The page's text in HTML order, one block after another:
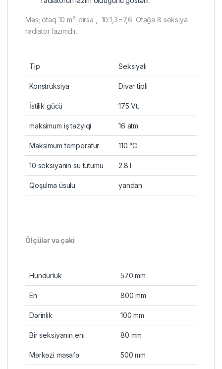
Məs; otaq 10 m²-dırsa , 10:1,3=7,6. Otağa 8 seksiya
radiator lazımdır.
Tip Seksiyalı
Konstruksiya Divar tipli
İstilik gücü 175 Vt.
maksimum iş təzyiqi 16 atm.
Maksimum temperatur 110 °C
10 seksiyanın su tutumu 2.8 l
Qoşulma üsulu yandan
Ölçülər və çəki
Hündürlük 570 mm
En 800 mm
Dərinlik 100 mm
Bir seksiyanın eni 80 mm
Mərkəzi məsafə 500 mm